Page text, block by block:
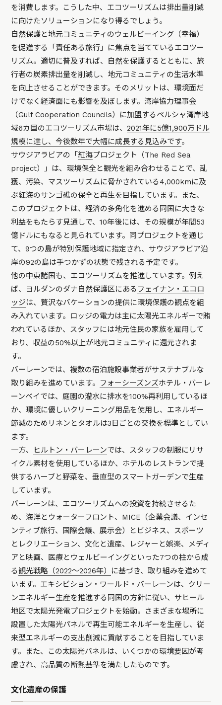
を消費します。こうした中、エコツーリズムは排出量削減
に向けたソリューションになり得るでしょう。
自然保護と地元コミュニティのウェルビーイング（幸福）
を促進する「責任ある旅行」に焦点を当てているエコツー
リズム。適切に普及すれば、自然を保護するとともに、旅
行者の炭素排出量を削減し、地元コミュニティの生活水準
を向上させることができます。そのメリットは、環境面だ
けでなく経済面にも影響を及ぼします。湾岸協力理事会
（Gulf Cooperation Councils）に加盟するペルシャ湾岸地
域6カ国のエコツーリズム市場は、2021年に5億1,900万ドル
規模に達し、今後数年で大幅に成長する見込みです。
サウジアラビアの「 紅海プロジェクト（The Red Sea
project）」は、環境保全と観光を組み合わせることで、乱
獲、汚染、マスツーリズムに脅かされている4,000kmに及
ぶ紅海のサンゴ礁の保全と再生を目指しています。また、
このプロジェクトは、経済の多角化を進める同国に大きな
利益をもたらす見通しで、10年後には、その規模が年間53
億ドルにもなると見られています。同プロジェクトを通じ
て、9つの島が特別保護地域に指定され、サウジアラビア沿
岸の92の島は手つかずの状態で残される予定です。
他の中東諸国も、エコツーリズムを推進しています。例え
ば、ヨルダンのダナ自然保護区にある フェイナン・エコロ
ッジは、贅沢なバケーションの提供に環境保護の観点を組
み入れています。ロッジの電力は主に太陽光エネルギーで賄
われているほか、スタッフには地元住民の家族を雇用して
おり、収益の50%以上が地元コミュニティに還元されま
す。
バーレーンでは、複数の宿泊施設事業者がサステナブルな
取り組みを進めています。 フォーシーズンズホテル・バーレ
ーンベイでは、庭園の灌水に排水を100%再利用しているほ
か、環境に優しいクリーニング用品を使用し、エネルギー
節減のためリネンとタオルは3日ごとの交換を標準としてい
ます。
一方、
ヒルトン・バーレーンでは、スタッフの制服にリサ
イクル素材を使用しているほか、ホテルのレストランで提
供するハーブと野菜を、垂直型のスマートガーデンで生産
しています。
バーレーンは、エコツーリズムへの投資を持続させるた
め、海洋とウォーターフロント、MICE（企業会議、インセ
ンティブ旅行、国際会議、展示会）とビジネス、スポーツ
とレクリエーション、文化と遺産、レジャーと娯楽、メディ
アと映画、医療とウェルビーイングといった7つの柱から成
る観光戦略（2022～2026年） に基づき、取り組みを進めて
います。エキシビション・ワールド・バーレーンは、クリー
ンエネルギー生産を推進する同国の方針に従い、サヒール
地区で太陽光発電プロジェクトを始動。さまざまな場所に
設置した太陽光パネルで再生可能エネルギーを生産し、従
来型エネルギーの支出削減に貢献することを目指していま
す。また、この太陽光パネルは、いくつかの環境要因が考
慮され、高品質の断熱基準を満たしたものです。
文化遺産の保護